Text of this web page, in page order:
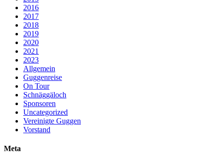
2016
2017
2018
2019
2020
2021
2023
Allgemein
Guggenreise
On Tour
Schnäggäloch
Sponsoren
Uncategorized
Vereinigte Guggen
Vorstand
Meta